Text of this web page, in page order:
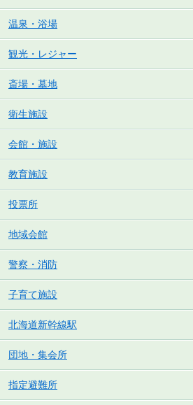
温泉・浴場
観光・レジャー
斎場・墓地
衛生施設
会館・施設
教育施設
投票所
地域会館
警察・消防
子育て施設
北海道新幹線駅
団地・集会所
指定避難所